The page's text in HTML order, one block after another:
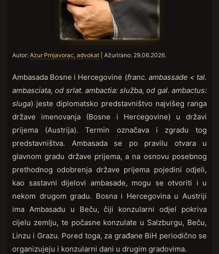
Autor: Azur Prnjavorac, advokat | Ažurirano: 29.06.2026.
Ambasada Bosne i Hercegovine (franc. ambassade < tal.
ambasciata, od srlat. ambactia: služba, od gal. ambactus:
sluga) jeste diplomatsko predstavništvo najvišeg ranga
države imenovanja (Bosne i Hercegovine) u državi
prijema (Austrija). Termin označava i zgradu tog
predstavništva. Ambasada se po pravilu otvara u
glavnom gradu države prijema, a na osnovu posebnog
prethodnog odobrenja države prijema pojedini odjeli,
kao sastavni dijelovi ambasade, mogu se otvoriti i u
nekom drugom gradu. Bosna i Hercegovina u Austriji
ima Ambasadu u Beču, čiji konzularni odjel pokriva
cijelu zemlju, te počasne konzulate u Salzburgu, Beču,
Linzu i Grazu. Pored toga, za građane BiH periodično se
organizujeju i konzularni dani u drugim gradovima.